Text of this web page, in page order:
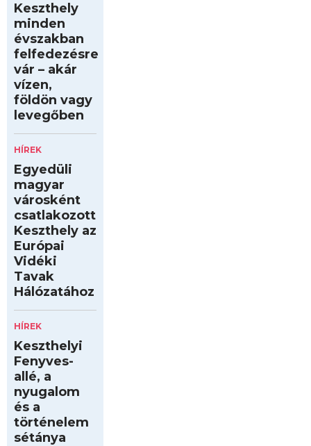
Keszthely
minden
évszakban
felfedezésre
vár – akár
vízen,
földön vagy
levegőben
HÍREK
Egyedüli
magyar
városként
csatlakozott
Keszthely az
Európai
Vidéki
Tavak
Hálózatához
HÍREK
Keszthelyi
Fenyves-
allé, a
nyugalom
és a
történelem
sétánya